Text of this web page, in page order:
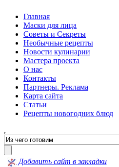
Главная
Маски для лица
Советы и Секреты
Необычные рецепты
Новости кулинарии
Мастера проекта
О нас
Контакты
Партнеры. Реклама
Карта сайта
Статьи
Рецепты новогодних блюд
,
Добавить сайт в закладки